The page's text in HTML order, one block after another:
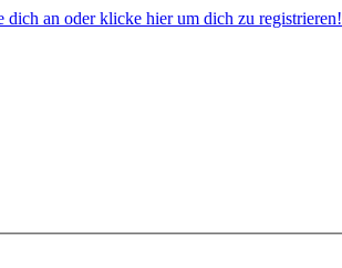
an oder klicke hier um dich zu registrieren!